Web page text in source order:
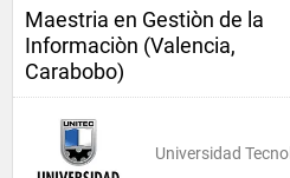
Maestria en Gestiòn de la
Informaciòn (Valencia,
Carabobo)
Universidad